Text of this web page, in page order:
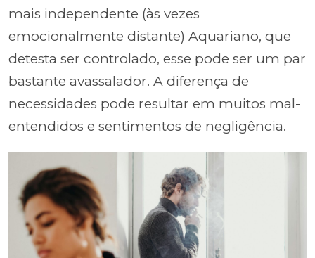
mais independente (às vezes
emocionalmente distante) Aquariano, que
detesta ser controlado, esse pode ser um par
bastante avassalador. A diferença de
necessidades pode resultar em muitos mal-
entendidos e sentimentos de negligência.